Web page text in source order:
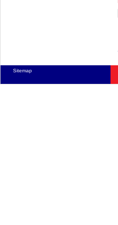
Sitemap